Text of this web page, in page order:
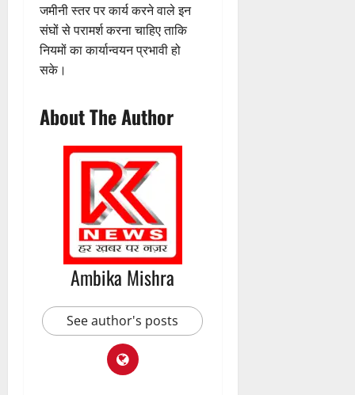
जमीनी स्तर पर कार्य करने वाले इन
संघों से परामर्श करना चाहिए ताकि
नियमों का कार्यान्वयन प्रभावी हो
सके।
About The Author
Ambika Mishra
See author's posts